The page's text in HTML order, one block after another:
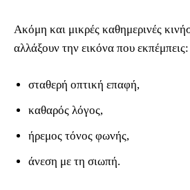
Ακόμη και μικρές καθημερινές
αλλάξουν την εικόνα που εκπέμπεις:
σταθερή οπτική επαφή,
καθαρός λόγος,
ήρεμος τόνος φωνής,
άνεση με τη σιωπή.